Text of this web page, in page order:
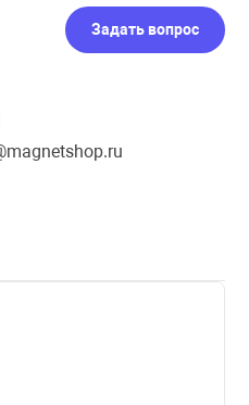
Задать вопрос